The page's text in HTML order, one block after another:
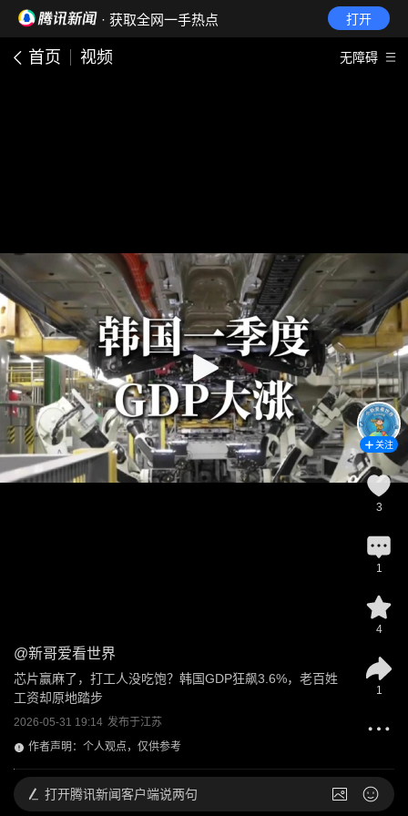
· 获取全网一手热点 打开
首页 视频 无障碍
@新哥爱看世界
芯片赢麻了，打工人没吃饱？韩国GDP狂飙3.6%，老百姓
工资却原地踏步
2026-05-31 19:14 发布于江苏
作者声明：个人观点，仅供参考
关注
3
1
4
1
打开腾讯新闻客户端说两句